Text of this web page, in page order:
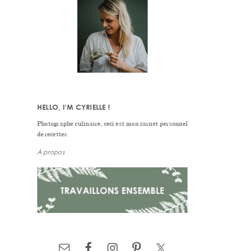
HELLO, I’M CYRIELLE !
Photographe culinaire, ceci est mon carnet personnel
de recettes
À propos